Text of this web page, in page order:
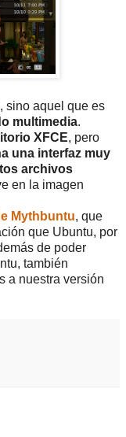
sino aquel que es
multimedia.
XFCE, pero
una interfaz muy
archivos
en la imagen
Mythbuntu, que
que Ubuntu, por
de poder
también
a nuestra versión